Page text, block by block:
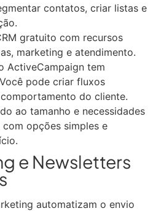
contatos, criar listas e
gratuito com recursos
marketing e atendimento.
ActiveCampaign tem
pode criar fluxos
do cliente.
ao tamanho e necessidades
opções simples e
e Newsletters
automatizam o envio